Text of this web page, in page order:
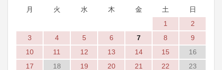
月
火 水 木 金 土
日
1
2
3
4 5 6 7 8
9
10
11 12 13 14 15
16
17
18 19 20 21 22 23